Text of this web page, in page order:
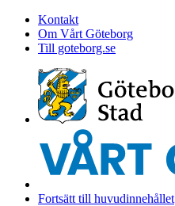
Kontakt
Om Vårt Göteborg
Till goteborg.se
Fortsätt till huvudinnehållet